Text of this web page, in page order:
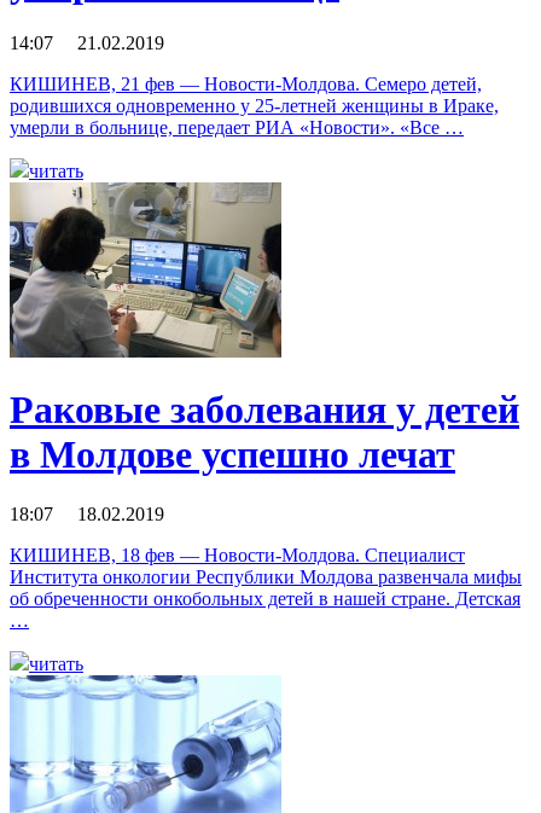
14:07 21.02.2019
КИШИНЕВ, 21 фев — Новости-Молдова. Семеро детей,
родившихся одновременно у 25-летней женщины в Ираке,
умерли в больнице, передает РИА «Новости». «Все …
читать
Раковые заболевания у детей
в Молдове успешно лечат
18:07 18.02.2019
КИШИНЕВ, 18 фев — Новости-Молдова. Специалист
Института онкологии Республики Молдова развенчала мифы
об обреченности онкобольных детей в нашей стране. Детская
…
читать